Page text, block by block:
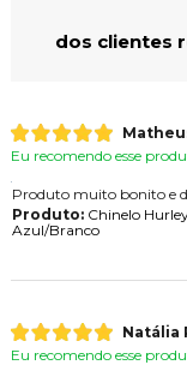
dos clientes
Eu recomendo esse
Produto muito bonito e
Produto:Chinelo
Azul/Branco
Natália
Eu recomendo esse